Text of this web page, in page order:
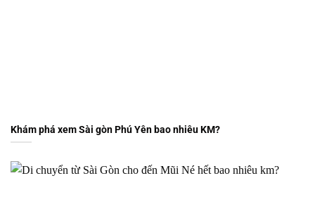
Khám phá xem Sài gòn Phú Yên bao nhiêu KM?